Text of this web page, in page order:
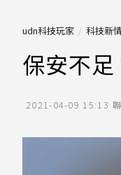
udn科技玩家 科技新
保安不
2021-04-09 15:13